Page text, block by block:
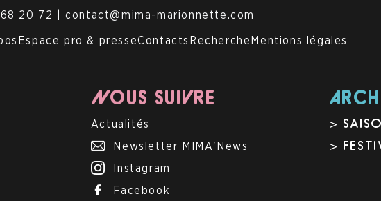
20 72 | contact@mima-marionnette.com
Espace pro & presseContacts Recherche Mentions légales
NOUS SUIVRE
Actualités
Newsletter MIMA'News
Instagram
Facebook
>
>